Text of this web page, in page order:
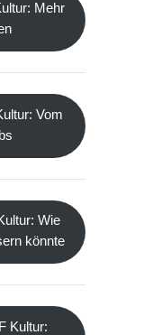
Mehr
Vom
Wie
könnte
Kultur: